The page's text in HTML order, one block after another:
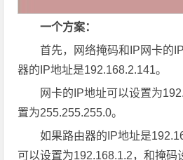
一个方案：
首先，网络掩码和IP网卡的
器的IP地址是192.168.2.141。
网卡的IP地址可以设置为
置为255.255.255.0。
如果路由器的IP地址是
可以设置为192.168.1.2，和掩码